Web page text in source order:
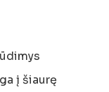
į šiaurę